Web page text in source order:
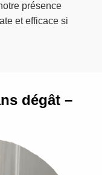
présence
et efficace si
dégât –